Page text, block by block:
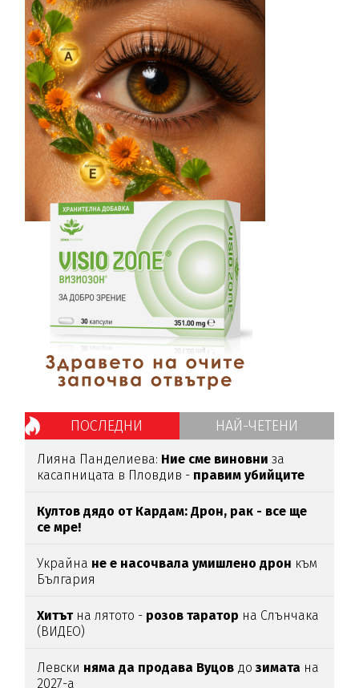
ПОСЛЕДНИ НАЙ-ЧЕТЕНИ
Лияна Панделиева: Ние сме виновниза
касапницата в Пловдив - правим убийците
Култов дядо от Кардам: Дрон, рак - все ще
се мре!
Украйна не е насочвала умишлено дрон към
България
Хитътна лятото - розов таратор на Слънчака
(ВИДЕО)
Левски няма да продава Вуцов дозимата на
2027-а